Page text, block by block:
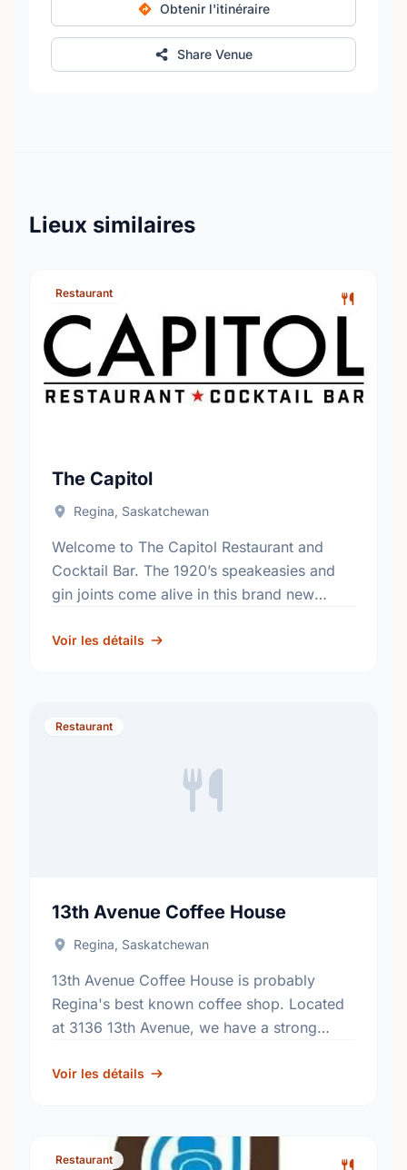
Obtenir l'itinéraire
Share Venue
Lieux similaires
Restaurant
The Capitol
Regina, Saskatchewan
Welcome to The Capitol Restaurant and
Cocktail Bar. The 1920’s speakeasies and
gin joints come alive in this brand new
Singer building located …
Voir les détails
Restaurant
13th Avenue Coffee House
Regina, Saskatchewan
13th Avenue Coffee House is probably
Regina's best known coffee shop. Located
at 3136 13th Avenue, we have a strong
roasted beans, fresh food …
Voir les détails
Restaurant